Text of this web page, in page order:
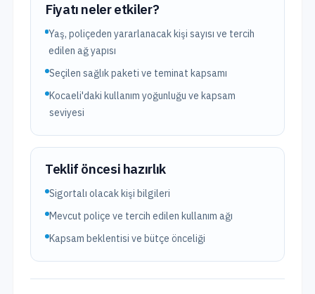
Fiyatı neler etkiler?
Yaş, poliçeden yararlanacak kişi sayısı ve tercih
edilen ağ yapısı
Seçilen sağlık paketi ve teminat kapsamı
Kocaeli'daki kullanım yoğunluğu ve kapsam
seviyesi
Teklif öncesi hazırlık
Sigortalı olacak kişi bilgileri
Mevcut poliçe ve tercih edilen kullanım ağı
Kapsam beklentisi ve bütçe önceliği